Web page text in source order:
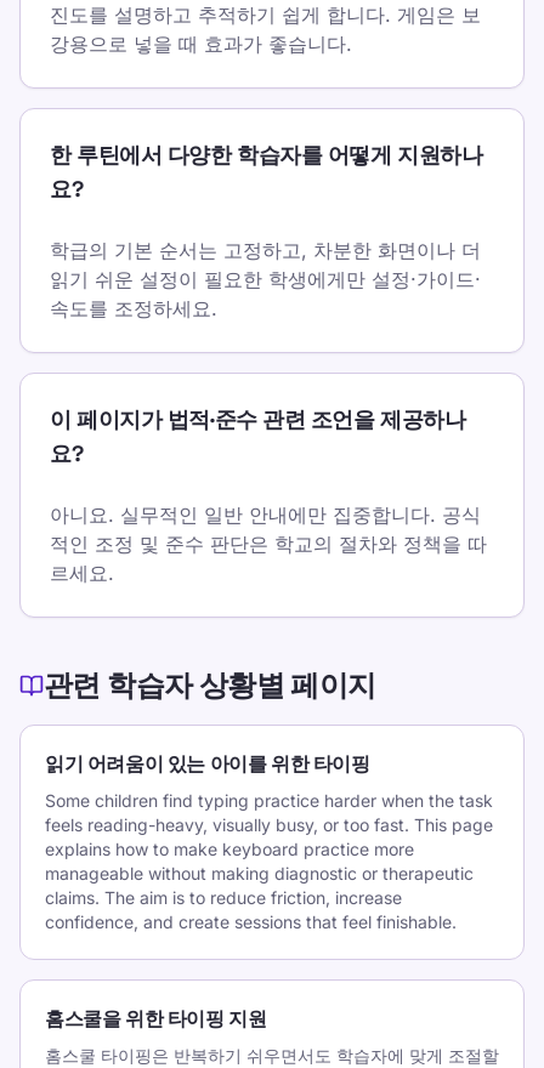
진도를 설명하고 추적하기 쉽게 합니다. 게임은 보
강용으로 넣을 때 효과가 좋습니다.
한 루틴에서 다양한 학습자를 어떻게 지원하나
요?
학급의 기본 순서는 고정하고, 차분한 화면이나 더
읽기 쉬운 설정이 필요한 학생에게만 설정·가이드·
속도를 조정하세요.
이 페이지가 법적·준수 관련 조언을 제공하나
요?
아니요. 실무적인 일반 안내에만 집중합니다. 공식
적인 조정 및 준수 판단은 학교의 절차와 정책을 따
르세요.
관련 학습자 상황별 페이지
읽기 어려움이 있는 아이를 위한 타이핑
Some children find typing practice harder when the task
feels reading-heavy, visually busy, or too fast. This page
explains how to make keyboard practice more
manageable without making diagnostic or therapeutic
claims. The aim is to reduce friction, increase
confidence, and create sessions that feel finishable.
홈스쿨을 위한 타이핑 지원
홈스쿨 타이핑은 반복하기 쉬우면서도 학습자에 맞게 조절할